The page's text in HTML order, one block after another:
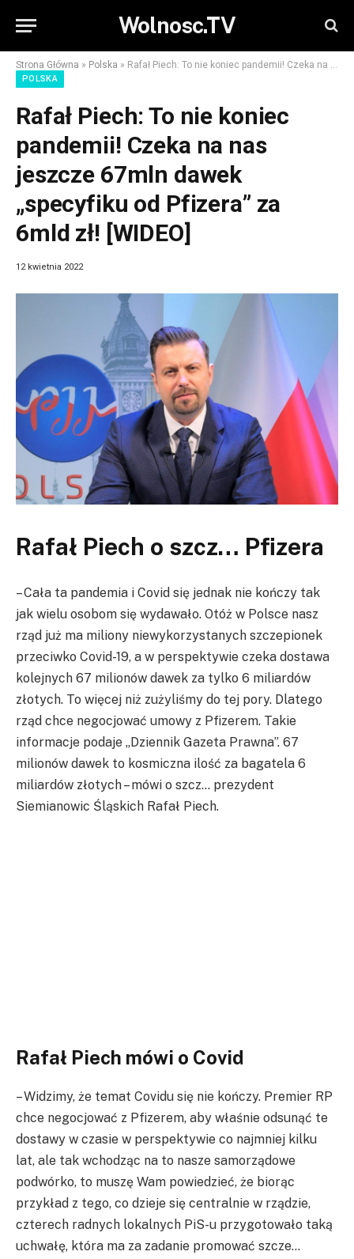
Wolnosc.TV
Strona Główna » Polska » Rafał Piech: To nie koniec pandemii! Czeka na nas jeszcze 67mln dawek „specyfiku od Pfizera” za 6mld zł! [WIDEO]
POLSKA
Rafał Piech: To nie koniec
pandemii! Czeka na nas
jeszcze 67mln dawek
„specyfiku od Pfizera” za
6mld zł! [WIDEO]
12 kwietnia 2022
Rafał Piech o szcz… Pfizera
– Cała ta pandemia i Covid się jednak nie kończy tak
jak wielu osobom się wydawało. Otóż w Polsce nasz
rząd już ma miliony niewykorzystanych szczepionek
przeciwko Covid-19, a w perspektywie czeka dostawa
kolejnych 67 milionów dawek za tylko 6 miliardów
złotych. To więcej niż zużyliśmy do tej pory. Dlatego
rząd chce negocjować umowy z Pfizerem. Takie
informacje podaje „Dziennik Gazeta Prawna”. 67
milionów dawek to kosmiczna ilość za bagatela 6
miliardów złotych – mówi o szcz… prezydent
Siemianowic Śląskich Rafał Piech.
Rafał Piech mówi o Covid
– Widzimy, że temat Covidu się nie kończy. Premier RP
chce negocjować z Pfizerem, aby właśnie odsunąć te
dostawy w czasie w perspektywie co najmniej kilku
lat, ale tak wchodząc na to nasze samorządowe
podwórko, to muszę Wam powiedzieć, że biorąc
przykład z tego, co dzieje się centralnie w rządzie,
czterech radnych lokalnych PiS-u przygotowało taką
uchwałę, która ma za zadanie promować szcze…